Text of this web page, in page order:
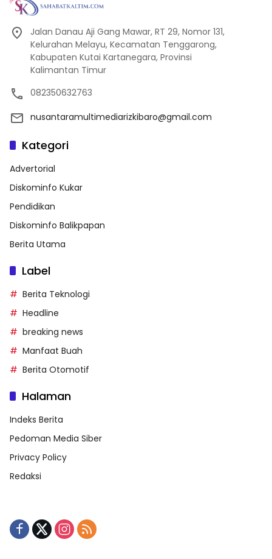
Jalan Danau Aji Gang Mawar, RT 29, Nomor 131,
Kelurahan Melayu, Kecamatan Tenggarong,
Kabupaten Kutai Kartanegara, Provinsi
Kalimantan Timur
082350632763
nusantaramultimediarizkibaro@gmail.com
Kategori
Advertorial
Diskominfo Kukar
Pendidikan
Diskominfo Balikpapan
Berita Utama
Label
Berita Teknologi
Headline
breaking news
Manfaat Buah
Berita Otomotif
Halaman
Indeks Berita
Pedoman Media Siber
Privacy Policy
Redaksi